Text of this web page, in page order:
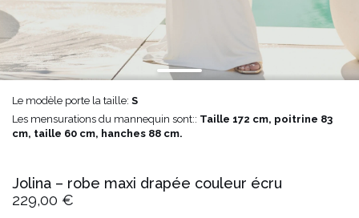
Jolina – robe maxi drapée couleur écru
229,00 €
Le modèle porte la taille: S
Les mensurations du mannequin sont:: Taille 172 cm, poitrine 83
cm, taille 60 cm, hanches 88 cm.